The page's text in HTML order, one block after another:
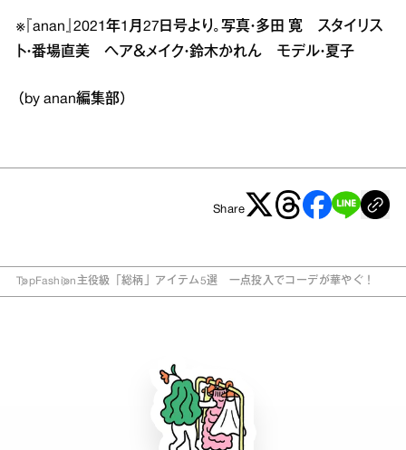
※『anan』2021年1月27日号より。写真・多田 寛 スタイリス
ト・番場直美 ヘア＆メイク・鈴木かれん モデル・夏子
（by anan編集部）
Share
TopFashion主役級「総柄」アイテム5選 一点投入でコーデが華やぐ！